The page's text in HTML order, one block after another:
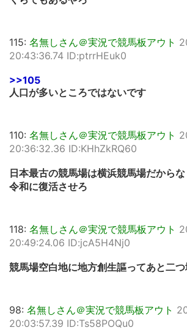
115: 名無しさん＠実況で競馬板アウト
20:43:36.74 ID:ptrrHEuk0
>>105
人口が多いところではないです
110: 名無しさん＠実況で競馬板アウト
20:36:32.36 ID:KHhZkRQ60
日本最古の競馬場は横浜競馬場だからな
令和に復活させろ
118: 名無しさん＠実況で競馬板アウト
20:49:24.06 ID:jcA5H4Nj0
競馬場空白地に地方創生謳ってあと二
98: 名無しさん＠実況で競馬板アウト
20:03:57.39 ID:Ts58POQu0